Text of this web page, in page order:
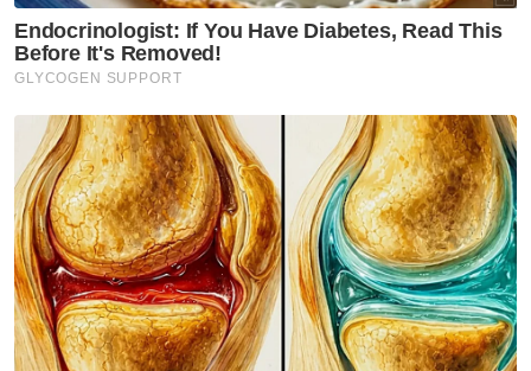
teratur,” katanya.
Berhasrat menyambung pengajian dalam
bidang Usuluddin di Mesir, Muhammad
Muttaqin berharap impiannya menjadi
seorang pendakwah akan tercapai agar
dapat mengajak lebih ramai mendekati Islam
dan al-Quran.